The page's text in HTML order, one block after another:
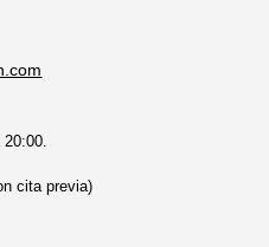
20:00.
cita previa)